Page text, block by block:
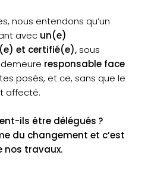
nous entendons qu’un
avec un(e)
et certifié(e), sous
demeure responsable face
posés, et ce, sans que le
affecté.
ils être délégués ?
du changement et c’est
nos travaux.